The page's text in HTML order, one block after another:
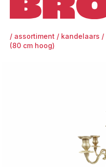
/ assortiment / kandelaars /
(80 cm hoog)